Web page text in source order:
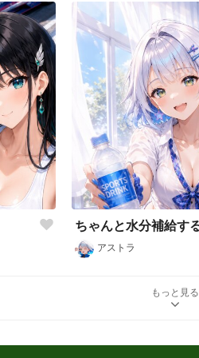
ちゃんと水分補給す
アストラ
もっと見る